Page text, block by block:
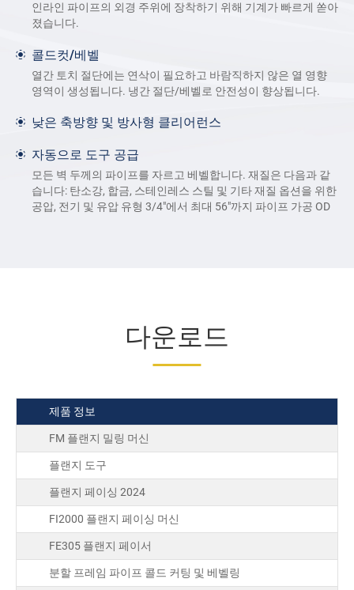
인라인 파이프의 외경 주위에 장착하기 위해 기계가 빠르게 쏟아
졌습니다.
콜드컷/베벨
열간 토치 절단에는 연삭이 필요하고 바람직하지 않은 열 영향
영역이 생성됩니다. 냉간 절단/베벨로 안전성이 향상됩니다.
낮은 축방향 및 방사형 클리어런스
자동으로 도구 공급
모든 벽 두께의 파이프를 자르고 베벨합니다. 재질은 다음과 같
습니다: 탄소강, 합금, 스테인레스 스틸 및 기타 재질 옵션을 위한
공압, 전기 및 유압 유형 3/4″에서 최대 56″까지 파이프 가공 OD
다운로드
제품 정보
FM 플랜지 밀링 머신
플랜지 도구
플랜지 페이싱 2024
FI2000 플랜지 페이싱 머신
FE305 플랜지 페이서
분할 프레임 파이프 콜드 커팅 및 베벨링